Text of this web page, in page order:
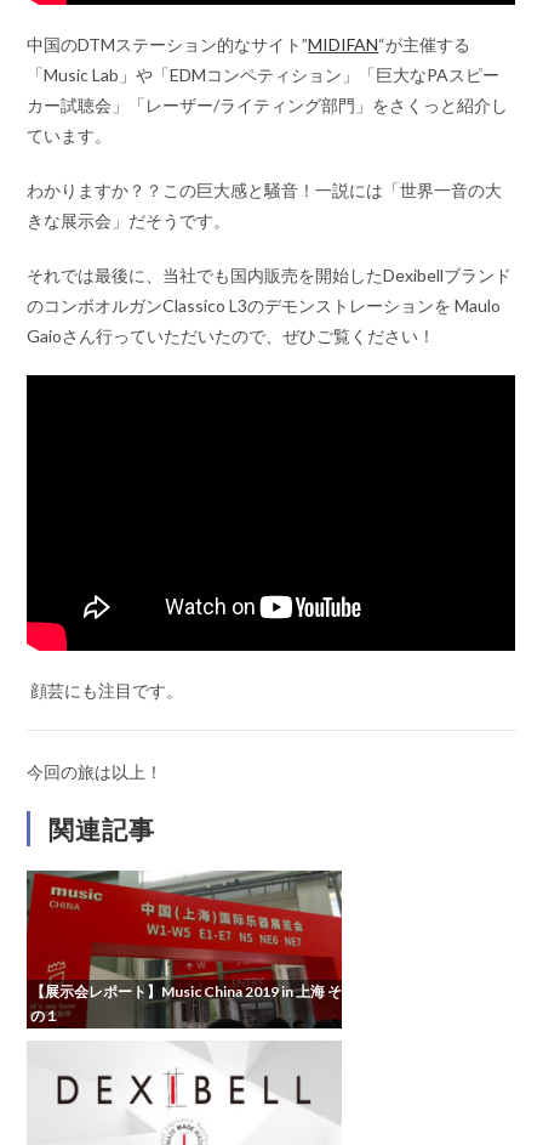
中国のDTMステーション的なサイト”MIDIFAN“が主催する
「Music Lab」や「EDMコンペティション」「巨大なPAスピー
カー試聴会」「レーザー/ライティング部門」をさくっと紹介し
ています。
わかりますか？？この巨大感と騒音！一説には「世界一音の大
きな展示会」だそうです。
それでは最後に、当社でも国内販売を開始したDexibellブランド
のコンボオルガンClassico L3のデモンストレーションを Maulo
Gaioさん行っていただいたので、ぜひご覧ください！
顔芸にも注目です。
今回の旅は以上！
関連記事
【展示会レポート】Music China 2019 in 上海 そ
の１